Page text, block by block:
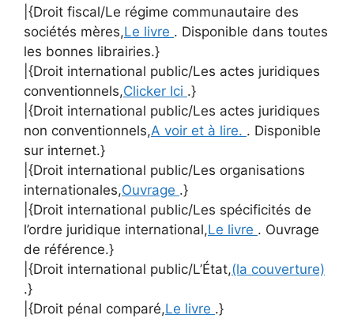
|{Droit fiscal/Le régime communautaire des
sociétés mères,Le livre . Disponible dans toutes
les bonnes librairies.}
|{Droit international public/Les actes juridiques
conventionnels,Clicker Ici .}
|{Droit international public/Les actes juridiques
non conventionnels,A voir et à lire. . Disponible
sur internet.}
|{Droit international public/Les organisations
internationales,Ouvrage .}
|{Droit international public/Les spécificités de
l’ordre juridique international,Le livre . Ouvrage
de référence.}
|{Droit international public/L’État,(la couverture)
.}
|{Droit pénal comparé,Le livre .}